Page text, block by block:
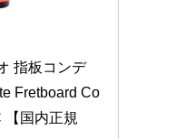
指板コンデ
Fretboard Co
【国内正規